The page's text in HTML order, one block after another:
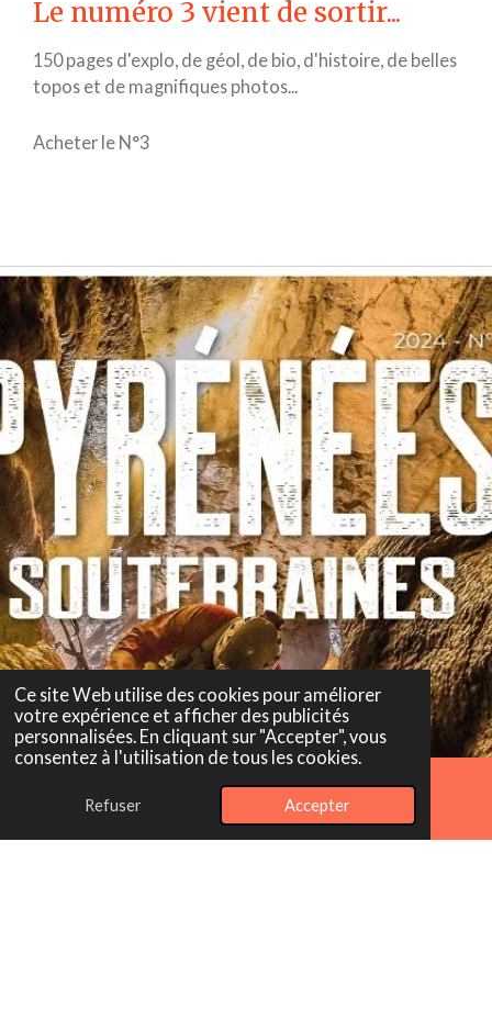
Ce site Web utilise des cookies pour améliorer
votre expérience et afficher des publicités
personnalisées. En cliquant sur "Accepter", vous
consentez à l'utilisation de tous les cookies.
Refuser Accepter
Le numéro 3 vient de sortir...
150 pages d'explo, de géol, de bio, d'histoire, de belles
topos et de magnifiques photos...
Acheter le N°3
E-mail